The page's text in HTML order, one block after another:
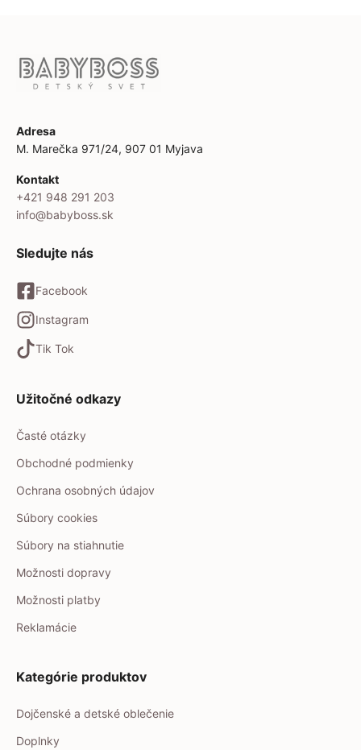
Adresa
M. Marečka 971/24, 907 01 Myjava
Kontakt
+421 948 291 203
info@babyboss.sk
Sledujte nás
Facebook
Instagram
Tik Tok
Užitočné odkazy
Časté otázky
Obchodné podmienky
Ochrana osobných údajov
Súbory cookies
Súbory na stiahnutie
Možnosti dopravy
Možnosti platby
Reklamácie
Kategórie produktov
Dojčenské a detské oblečenie
Doplnky